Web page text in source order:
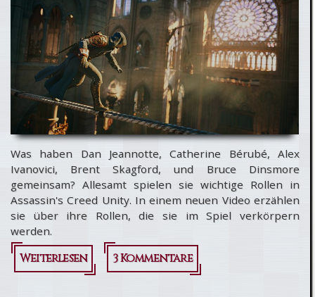
Was haben Dan Jeannotte, Catherine Bérubé, Alex
Ivanovici, Brent Skagford, und Bruce Dinsmore
gemeinsam? Allesamt spielen sie wichtige Rollen in
Assassin's Creed Unity. In einem neuen Video erzählen
sie über ihre Rollen, die sie im Spiel verkörpern
werden.
Weiterlesen
über
3 Kommentare